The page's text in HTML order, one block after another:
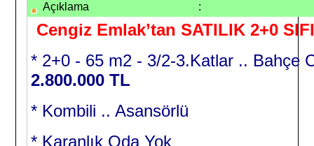
Açıklama
:
Cengiz Emlak’tan SATILIK 2+0
* 2+0 - 65 m2 - 3/2-3.Katlar .. Bahçe
2.800.000 TL
* Kombili .. Asansörlü
* Karanlık Oda Yok